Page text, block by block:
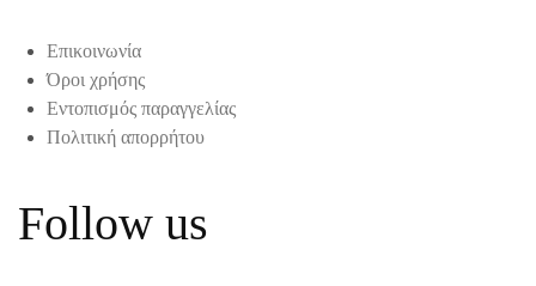
Επικοινωνία
Όροι χρήσης
Εντοπισμός παραγγελίας
Πολιτική απορρήτου
Follow us